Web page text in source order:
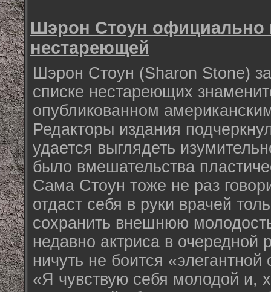
Шэрон Стоун официально
нестареющей
Шэрон Стоун (Sharon Stone)
списке нестареющих
опубликованном
Редакторы издания
удается выглядеть
было вмешательства
Сама Стоун тоже не раз
отдаст себя в руки врачей
сохранить внешнюю
недавно актриса в очередной
ничуть не боится «элегантной
«Я чувствую себя молодой и,